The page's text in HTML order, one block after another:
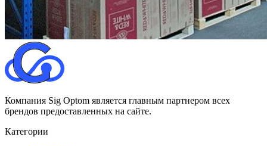
Компания Sig Optom является главным партнером всех
брендов предоставленных на сайте.
Категории